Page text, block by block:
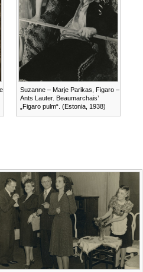
Suzanne – Marje Parikas, Figaro –
Ants Lauter. Beaumarchais’
„Figaro pulm“. (Estonia, 1938)